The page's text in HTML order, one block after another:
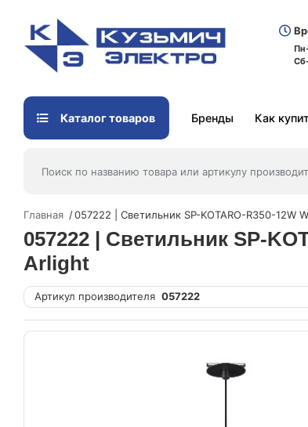
Каталог товаров Бренды Как
Главная 057222 | Светильник SP-KOTARO-R350-12W
057222 | Светильник SP-
Arlight
Артикул производителя 057222